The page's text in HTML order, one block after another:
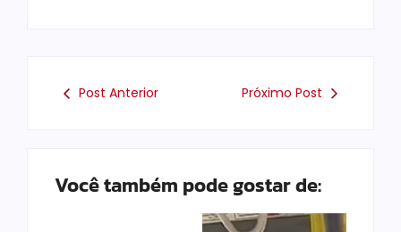
Post Anterior Próximo Post
Você também pode gostar de: